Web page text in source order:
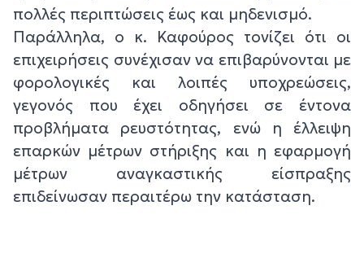
πολλές περιπτώσεις έως και μηδενισμό.
Παράλληλα, ο κ. Καφούρος τονίζει ότι οι
επιχειρήσεις συνέχισαν να επιβαρύνονται με
φορολογικές και λοιπές υποχρεώσεις,
γεγονός που έχει οδηγήσει σε έντονα
προβλήματα ρευστότητας, ενώ η έλλειψη
επαρκών μέτρων στήριξης και η εφαρμογή
μέτρων αναγκαστικής είσπραξης
επιδείνωσαν περαιτέρω την κατάσταση.